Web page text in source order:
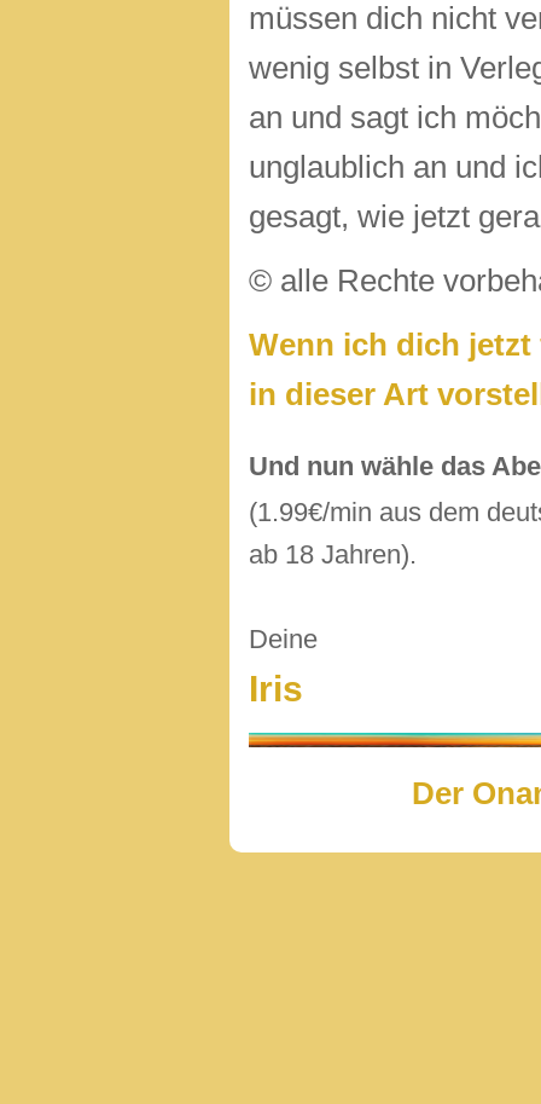
müssen dich nicht
wenig selbst in
an und sagt ich
unglaublich an und
gesagt, wie jetzt
© alle Rechte
Wenn ich dich
in dieser Art
Und nun wähle das
(1.99€/min aus dem
ab 18 Jahren).
Deine
Iris
Der